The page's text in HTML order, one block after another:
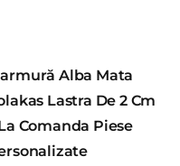
Alba Mata
Lastra De 2 Cm
Comanda Piese